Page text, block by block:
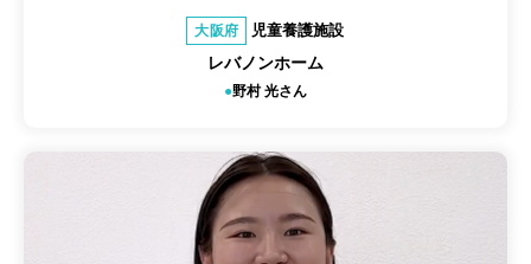
大阪府 児童養護施設
レバノンホーム
野村 光さん